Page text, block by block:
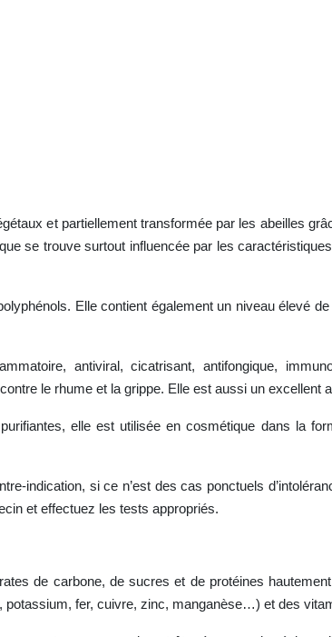
et partiellement transformée par les abeilles
se trouve surtout influencée par les
Elle contient également un niveau élevé
antiviral, cicatrisant, antifongique,
le rhume et la grippe. Elle est aussi un excellent
elle est utilisée en cosmétique dans la
indication, si ce n’est des cas ponctuels
et effectuez les tests appropriés.
de carbone, de sucres et de protéines
fer, cuivre, zinc, manganèse…) et des